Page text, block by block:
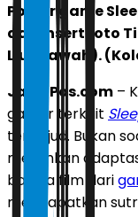
Poster game
dan insert foto
Liu (bawah).
JawaPos.com –
gamer terkait
terwujud. Bukan
melainkan
bahwa film dari
mendapatkan